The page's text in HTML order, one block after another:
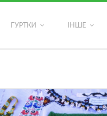
ГУРТКИ ІНШЕ